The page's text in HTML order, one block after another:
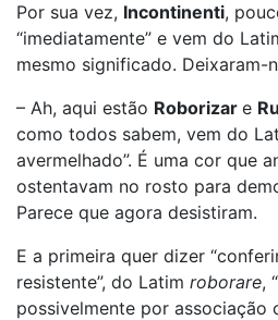
Por sua vez, Incontinenti,
“imediatamente” e vem do
mesmo significado. Deixaram-
– Ah, aqui estão Roborizar e
como todos sabem, vem do
avermelhado”. É uma cor que
ostentavam no rosto para
Parece que agora desistiram.
E a primeira quer dizer
resistente”, do Latim roborare,
possivelmente por associação